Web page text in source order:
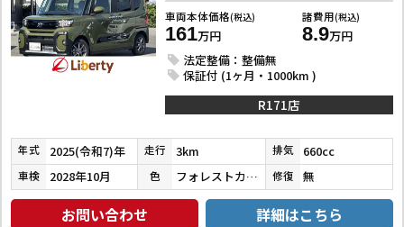
車両本体価格(税込)
161万円
諸費用(税込)
8.9万円
法定整備：整備無
保証付 (1ヶ月・1000km )
R171店
年式 2025(令和7)年 走行 3km 排気 660cc
車検 2028年10月 色 フォレストカーキメタリック 修復 無
お問い合わせ 詳細はこちら